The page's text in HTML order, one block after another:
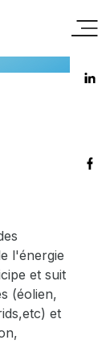
l'énergie
et suit
(éolien,
et